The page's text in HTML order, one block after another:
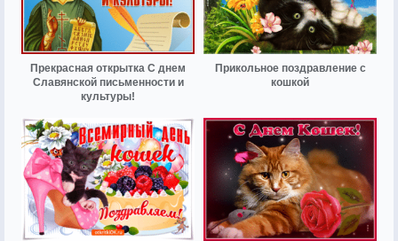
Прекрасная открытка С днем
Славянской письменности и
культуры!
Прикольное поздравление с
кошкой